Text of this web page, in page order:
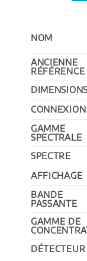
NOM
ANCIENNE
RÉFÉRENCE
CONNEXION
GAMME
SPECTRALE
SPECTRE
AFFICHAGE
BANDE
PASSANTE
GAMME DE
DÉTECTEUR